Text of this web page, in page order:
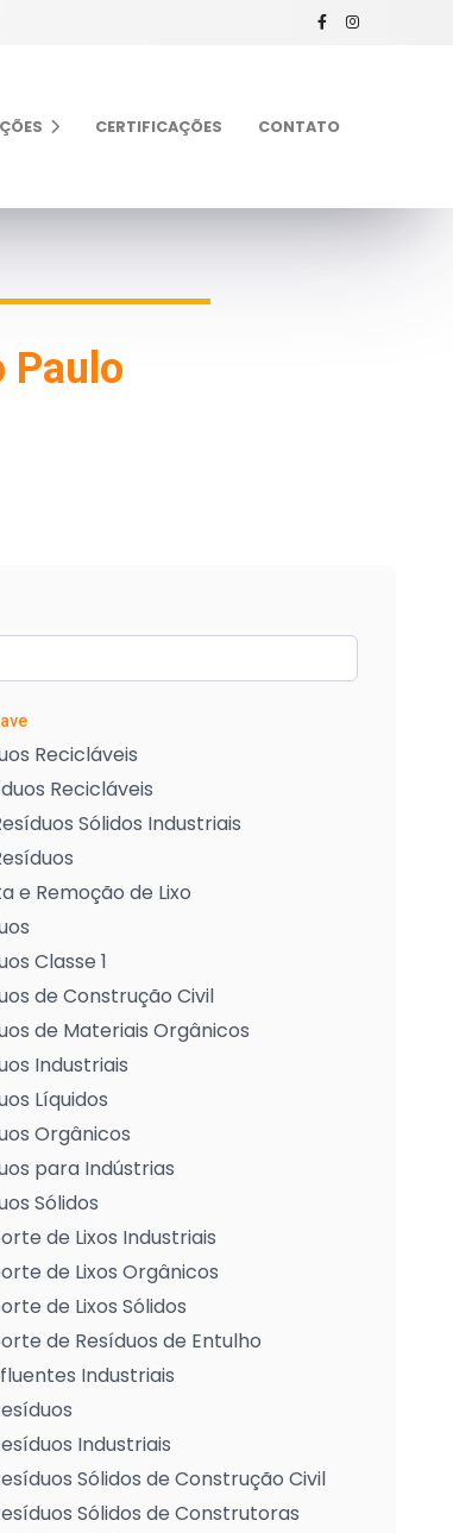
CERTIFICAÇÕES CONTATO
Paulo
Recicláveis
Recicláveis
Sólidos Industriais
e Remoção de Lixo
Classe 1
de Construção Civil
de Materiais Orgânicos
Industriais
Líquidos
Orgânicos
para Indústrias
Sólidos
de Lixos Industriais
de Lixos Orgânicos
de Lixos Sólidos
de Resíduos de Entulho
Industriais
Industriais
Sólidos de Construção Civil
Sólidos de Construtoras